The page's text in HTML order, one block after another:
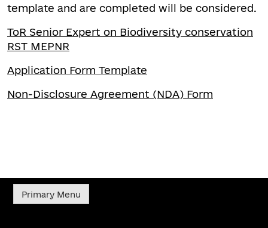
template and are completed will be considered.
ToR Senior Expert on Biodiversity conservation
RST MEPNR
Application Form Template
Non-Disclosure Agreement (NDA) Form
Primary Menu